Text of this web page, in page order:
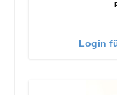
Login